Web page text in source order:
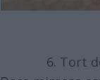
6. Tort